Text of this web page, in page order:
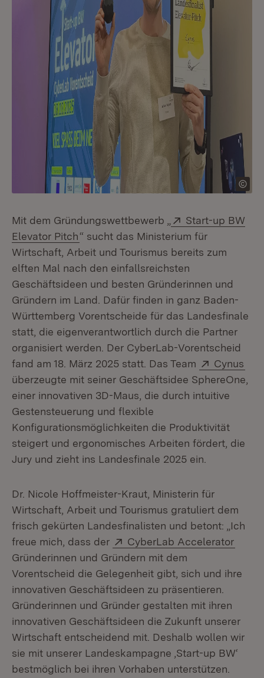
Mit dem Gründungswettbewerb „ Extern:
Start-up BW
Elevator Pitch(Öffnet in neuem Fenster)
“ sucht das Ministerium für
Wirtschaft, Arbeit und Tourismus bereits zum
elften Mal nach den einfallsreichsten
Geschäftsideen und besten Gründerinnen und
Gründern im Land. Dafür finden in ganz Baden-
Württemberg Vorentscheide für das Landesfinale
statt, die eigenverantwortlich durch die Partner
organisiert werden. Der CyberLab-Vorentscheid
fand am 18. März 2025 statt. Das Team
Extern:
Cynus
überzeugte mit seiner Geschäftsidee SphereOne,
einer innovativen 3D-Maus, die durch intuitive
Gestensteuerung und flexible
Konfigurationsmöglichkeiten die Produktivität
steigert und ergonomisches Arbeiten fördert, die
Jury und zieht ins Landesfinale 2025 ein.
Dr. Nicole Hoffmeister-Kraut, Ministerin für
Wirtschaft, Arbeit und Tourismus gratuliert dem
frisch gekürten Landesfinalisten und betont: „Ich
freue mich, dass der
Extern:
CyberLab Accelerator
Gründerinnen und Gründern mit dem
Vorentscheid die Gelegenheit gibt, sich und ihre
innovativen Geschäftsideen zu präsentieren.
Gründerinnen und Gründer gestalten mit ihren
innovativen Geschäftsideen die Zukunft unserer
Wirtschaft entscheidend mit. Deshalb wollen wir
sie mit unserer Landeskampagne ‚Start-up BW‘
bestmöglich bei ihren Vorhaben unterstützen.